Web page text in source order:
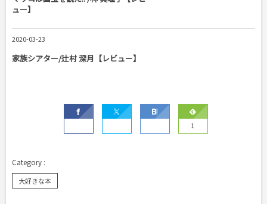
ュー】
2020-03-23
家族シアター/辻村 深月【レビュー】
1
大好きな本